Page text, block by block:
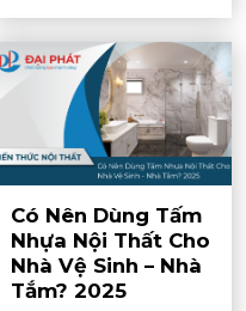
Có Nên Dùng Tấm
Nhựa Nội Thất Cho
Nhà Vệ Sinh – Nhà
Tắm? 2025